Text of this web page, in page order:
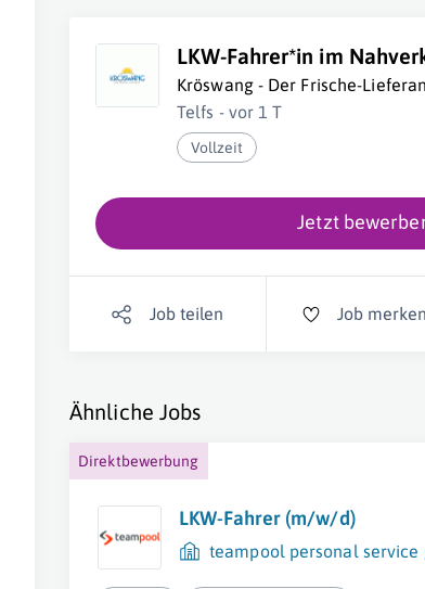
LKW-Fahrer*in im
Kröswang - Der Frische-
Telfs - vor 1 T
Vollzeit
Jetzt
Job teilen Job merken
Ähnliche Jobs
Direktbewerbung
LKW-Fahrer (m/w/d)
teampool personal service